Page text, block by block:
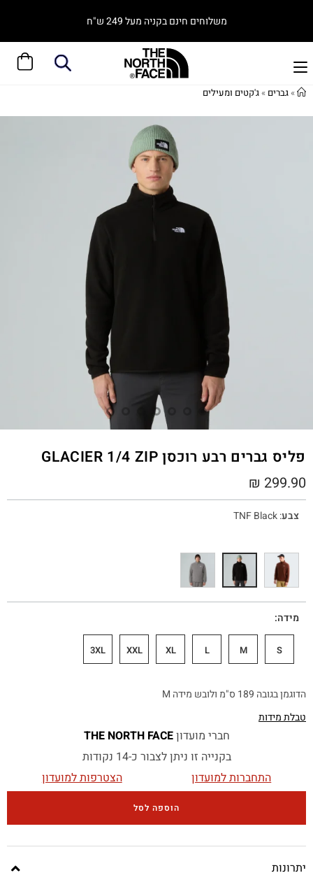
משלוחים חינם בקניה מעל 249 ש"ח
»גברים »ג'קטים ומעילים
פליס גברים רבע רוכסן GLACIER 1/4 ZIP
₪ 299.90
צבע:
TNF Black
מידה
S
M
L
XL
XXL
3XL
הדוגמן בגובה 189 ס"מ ולובש מידה M
טבלת מידות
חברי מועדוןTHE NORTH FACE
בקנייה זו ניתן לצבור כ-14 נקודות
התחברות למועדון
הצטרפות למועדון
הוספה לסל
יתרונות